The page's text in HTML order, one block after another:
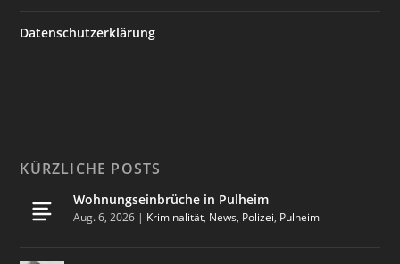
Datenschutzerklärung
KÜRZLICHE POSTS
Wohnungseinbrüche in Pulheim
Aug. 6, 2026 | Kriminalität, News, Polizei, Pulheim